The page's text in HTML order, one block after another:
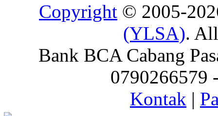
Copyright © 2005-
(YLSA).
Bank BCA Cabang
0790266579
Kontak |